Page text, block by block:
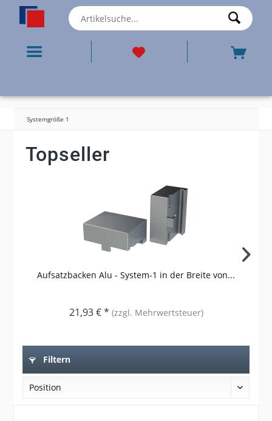
Systemgröße 1
Topseller
Aufsatzbacken Alu - System-1 in der Breite von...
21,93 € * (zzgl. Mehrwertsteuer)
Filtern